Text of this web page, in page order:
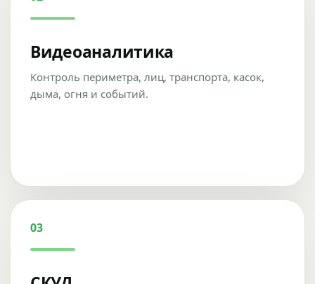
Видеоаналитика
Контроль периметра, лиц, транспорта, касок,
дыма, огня и событий.
03